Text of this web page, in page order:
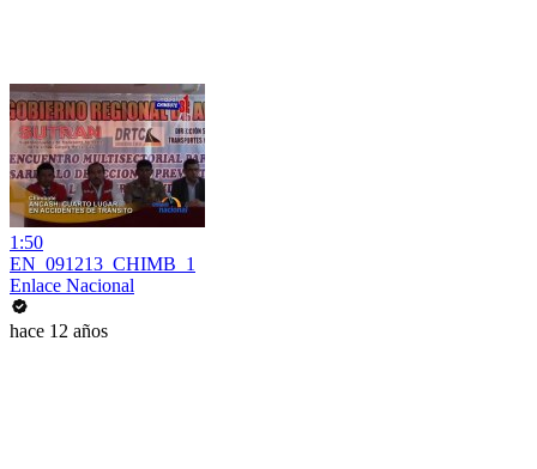
1:50
EN_091213_CHIMB_1
Enlace Nacional
hace 12 años